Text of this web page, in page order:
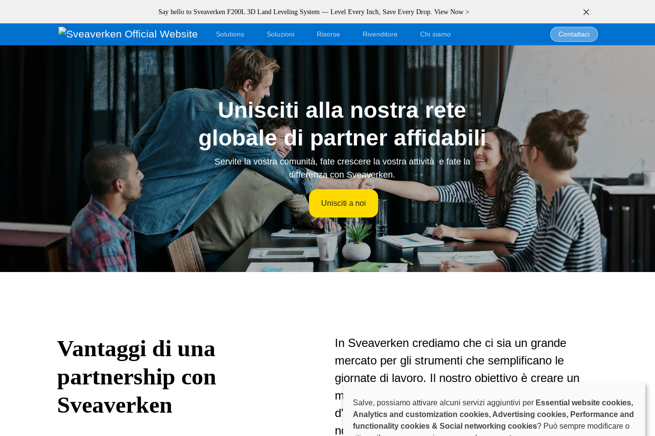
Say hello to Sveaverken F200L 3D Land Leveling System — Level Every Inch, Save Every Drop. View Now >
Solutions Soluzioni Risorse
Supporto
Scaricamento
Rivenditore
Diventa un rivenditore
Dealer Portal
Chi siamo Contattaci
Unisciti alla nostra rete
globale di partner affidabili
Servite la vostra comunità, fate crescere la vostra attività e fate la
differenza con Sveaverken.
Unisciti a noi
Vantaggi di una
partnership con
Sveaverken
In Sveaverken crediamo che ci sia un grande
mercato per gli strumenti che semplificano le
giornate di lavoro. Il nostro obiettivo è creare un
mondo in cui il lavoro sia appagante, stimolante e
d'impatto senza essere fisicamente faticoso. La
nostra rete globale di concessionari è determinante
Salve, possiamo attivare alcuni servizi aggiuntivi per Essential website cookies,
Analytics and customization cookies, Advertising cookies, Performance and
functionality cookies & Social networking cookies? Può sempre modificare o